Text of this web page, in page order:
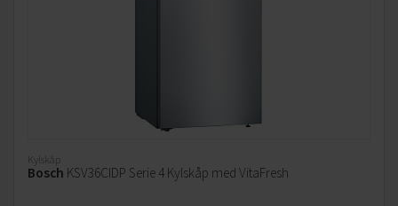
Kylskåp
Bosch KSV36CIDP Serie 4 Kylskåp med VitaFresh